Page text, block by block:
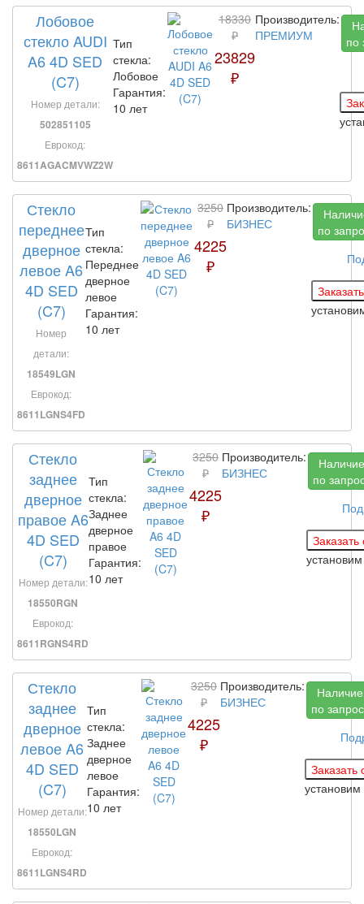
Лобовое
стекло AUDI
A6 4D SED
(C7)
Номер детали:
502851105
Еврокод:
8611AGACMVWZ2W
Тип
стекла:
Лобовое
Гарантия:
10 лет
18330
₽
23829
₽
Производитель:
ПРЕМИУМ
по
Стекло
переднее
дверное
левое A6
4D SED
(C7)
Номер
детали:
18549LGN
Еврокод:
8611LGNS4FD
Тип
стекла:
Переднее
дверное
левое
Гарантия:
10 лет
3250
₽
4225
₽
Производитель:
БИЗНЕС
по
Стекло
заднее
дверное
правое A6
4D SED
(C7)
Номер детали:
18550RGN
Еврокод:
8611RGNS4RD
Тип
стекла:
Заднее
дверное
правое
Гарантия:
10 лет
3250
₽
4225
₽
Производитель:
БИЗНЕС
Наличие
по
Стекло
заднее
дверное
левое A6
4D SED
(C7)
Номер детали:
18550LGN
Еврокод:
8611LGNS4RD
Тип
стекла:
Заднее
дверное
левое
Гарантия:
10 лет
3250
₽
4225
₽
Производитель:
БИЗНЕС
Наличие
по
установим